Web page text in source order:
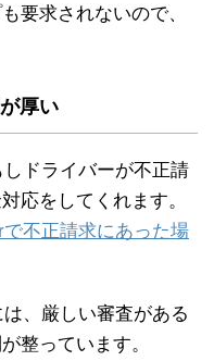
要求されないので、
厚い
ドライバーが不正請
応をしてくれます。
不正請求にあった場
、厳しい審査がある
整っています。